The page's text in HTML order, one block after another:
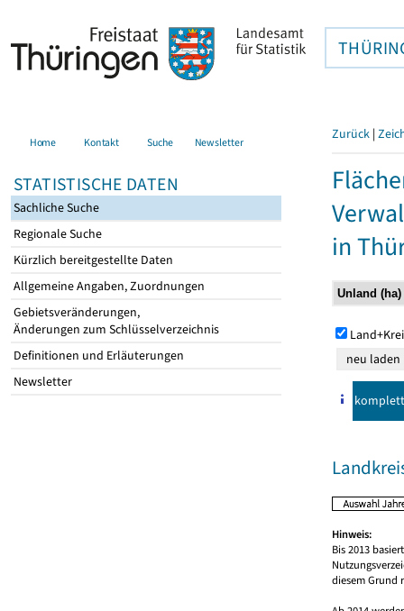
Home Kontakt Suche Newsletter
STATISTISCHE DATEN
Sachliche Suche
Regionale Suche
Kürzlich bereitgestellte Daten
Allgemeine Angaben, Zuordnungen
Gebietsveränderungen,
Änderungen zum Schlüsselverzeichnis
Definitionen und Erläuterungen
Newsletter
Zurück |
in
komplett
Hinweis:
Bis 2013
diesem Grund